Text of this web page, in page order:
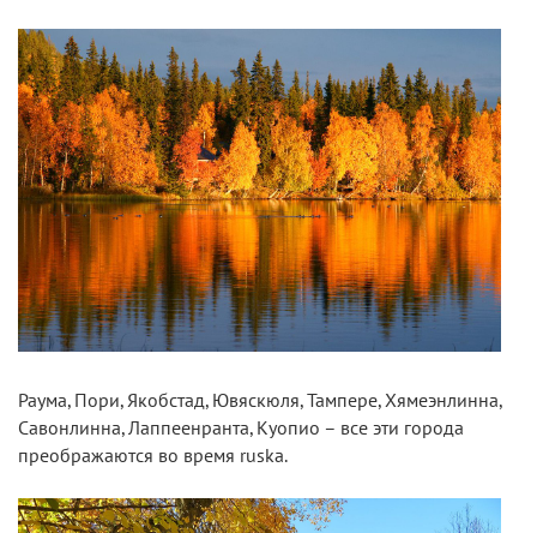
Раума, Пори, Якобстад, Ювяскюля, Тампере, Хямеэнлинна,
Савонлинна, Лаппеенранта, Куопио – все эти города
преображаются во время ruska.